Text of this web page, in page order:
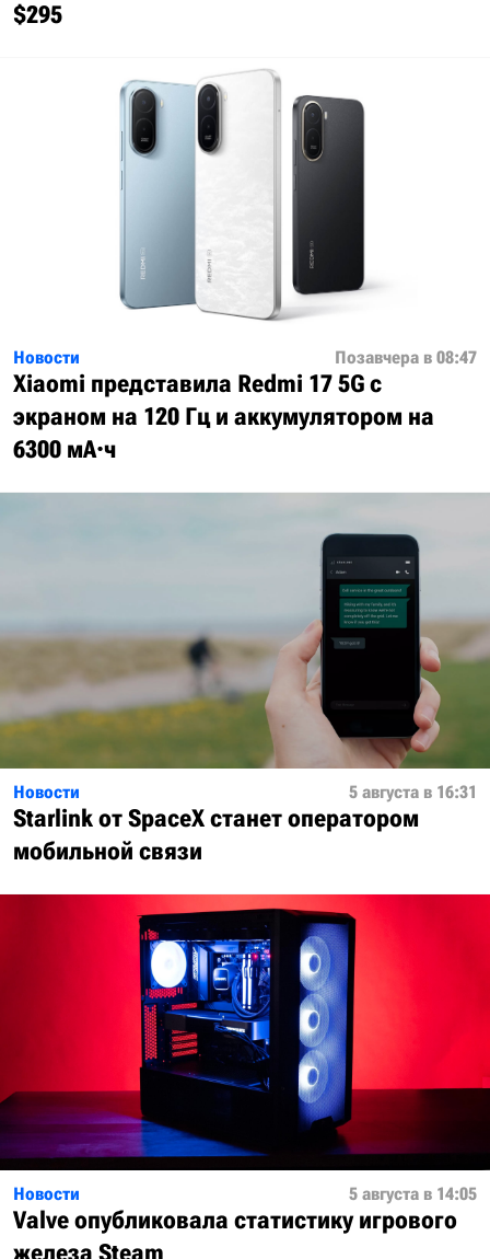
$295
Новости Позавчера в 08:47
Xiaomi представила Redmi 17 5G с
экраном на 120 Гц и аккумулятором на
6300 мА·ч
Новости 5 августа в 16:31
Starlink от SpaceX станет оператором
мобильной связи
Новости 5 августа в 14:05
Valve опубликовала статистику игрового
железа Steam